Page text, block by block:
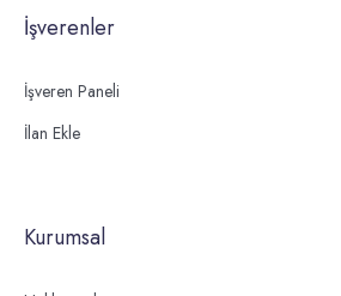
İşverenler
İşveren Paneli
İlan Ekle
Kurumsal